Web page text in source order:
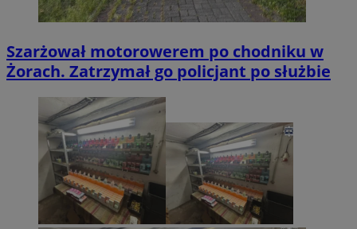
Szarżował motorowerem po chodniku w
Żorach. Zatrzymał go policjant po służbie